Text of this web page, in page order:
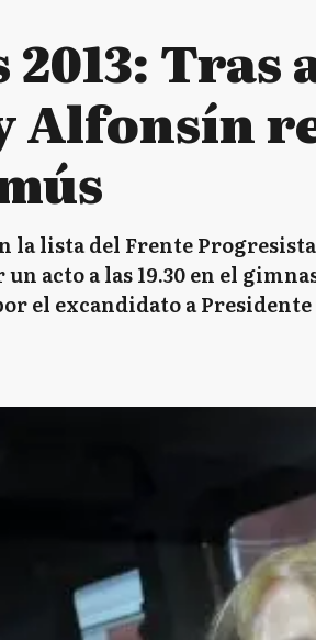
2013:
Alfonsín
la lista del Frente
acto a las 19.30 en el
el excandidato a